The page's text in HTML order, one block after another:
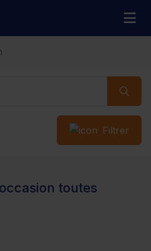
Filtrer
toutes